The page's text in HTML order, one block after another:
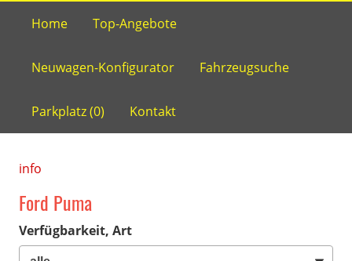
Home Top-Angebote
Neuwagen-Konfigurator Fahrzeugsuche
Parkplatz (0) Kontakt
info
Ford Puma
Verfügbarkeit, Art